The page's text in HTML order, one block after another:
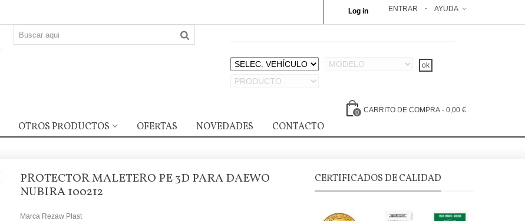
AYUDA
ENTRAR
Log in
0 CARRITO DE COMPRA - 0,00 €
OTROS PRODUCTOS OFERTAS NOVEDADES CONTACTO
PROTECTOR MALETERO PE 3D PARA DAEWO
NUBIRA 100212
Marca Rezaw Plast
CERTIFICADOS DE CALIDAD